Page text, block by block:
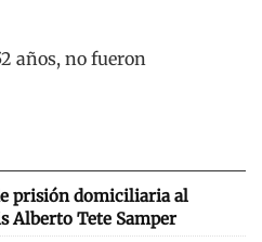
años, no fueron
prisión domiciliaria al
Alberto Tete Samper